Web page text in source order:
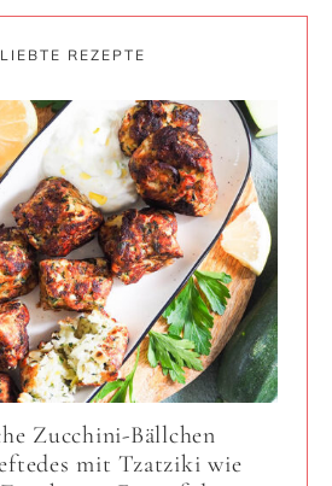
REZEPTE
Zucchini-Bällchen
mit Tzatziki wie